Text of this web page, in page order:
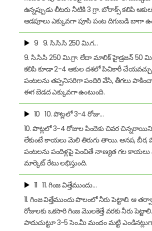
ఉన్నప్పుడు లీటరు నీటికి 3 గ్రా. బోరాక్స్ కలిపి
ఆడపూలు ఎక్కువగా పూసి పంట దిగుబడి బాగా
9 9. సి.సి.సి 250 మి.గ…
9. సి.సి.సి 250 మి.గ్రా. లేదా మాలిక్ హైడ్రజన్ 50
కలిపి కూడా 2-4 ఆకుల దశలో పిచికారీ
పంటలను తప్పనిసరిగా పందిరి వేసి, తీగలు
ఈగ బెడద ఎక్కువగా ఉంటుంది.
10 10. పొట్లలో 3-4 రోజు…
10. పొట్లలో 3-4 రోజుల పిందెకు చివర
లేకుంటే కాయలు మెలి తిరుగు తాయి. ఆనప, బీర,
పంటలను పందిళ్లపై పెంచితే నాణ్యత గల కాయలు
మార్కెట్ రేటు లభిస్తుంది.
11 11. గింజ విత్తేముందు…
11. గింజ విత్తేముందు పొలంలో నీరు పెట్టాలి. ఆ
రోజులకు ఒకసారి గింజ మొలకెత్తే వరకు నీరు
పాదుచుట్టూ 3-5 సెం.మీ మందం మట్టి